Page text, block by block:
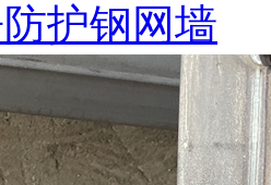
护钢网墙